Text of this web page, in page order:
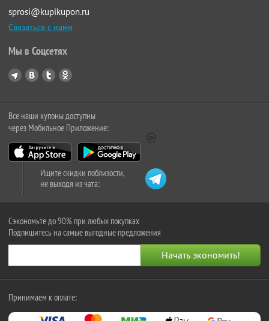
sprosi@kupikupon.ru
Связаться с нами
Мы в Соцсетях
Все наши купоны доступны
через Мобильное Приложение:
Ищите скидки поблизости,
не выходя из чата:
Сэкономьте до 90% при любых покупках
Подпишитесь на самые выгодные предложения
Принимаем к оплате: